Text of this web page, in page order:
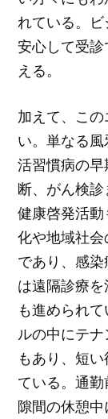
れている。
安心して受
える。
加えて、こ
い。単なる
活習慣病の
断、がん検
健康啓発活
化や地域社
であり、感
は遠隔診療
も進められ
ルの中にテ
もあり、短
ている。通
隙間の休憩